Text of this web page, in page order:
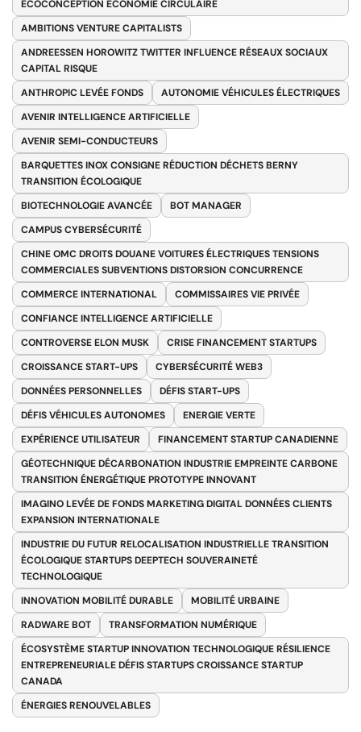
ÉCOCONCEPTION ÉCONOMIE CIRCULAIRE
AMBITIONS VENTURE CAPITALISTS
ANDREESSEN HOROWITZ TWITTER INFLUENCE RÉSEAUX SOCIAUX
CAPITAL RISQUE
ANTHROPIC LEVÉE FONDS
AUTONOMIE VÉHICULES ÉLECTRIQUES
AVENIR INTELLIGENCE ARTIFICIELLE
AVENIR SEMI-CONDUCTEURS
BARQUETTES INOX CONSIGNE RÉDUCTION DÉCHETS BERNY
TRANSITION ÉCOLOGIQUE
BIOTECHNOLOGIE AVANCÉE
BOT MANAGER
CAMPUS CYBERSÉCURITÉ
CHINE OMC DROITS DOUANE VOITURES ÉLECTRIQUES TENSIONS
COMMERCIALES SUBVENTIONS DISTORSION CONCURRENCE
COMMERCE INTERNATIONAL
COMMISSAIRES VIE PRIVÉE
CONFIANCE INTELLIGENCE ARTIFICIELLE
CONTROVERSE ELON MUSK
CRISE FINANCEMENT STARTUPS
CROISSANCE START-UPS
CYBERSÉCURITÉ WEB3
DONNÉES PERSONNELLES
DÉFIS START-UPS
DÉFIS VÉHICULES AUTONOMES
ENERGIE VERTE
EXPÉRIENCE UTILISATEUR
FINANCEMENT STARTUP CANADIENNE
GÉOTECHNIQUE DÉCARBONATION INDUSTRIE EMPREINTE CARBONE
TRANSITION ÉNERGÉTIQUE PROTOTYPE INNOVANT
IMAGINO LEVÉE DE FONDS MARKETING DIGITAL DONNÉES CLIENTS
EXPANSION INTERNATIONALE
INDUSTRIE DU FUTUR RELOCALISATION INDUSTRIELLE TRANSITION
ÉCOLOGIQUE STARTUPS DEEPTECH SOUVERAINETÉ
TECHNOLOGIQUE
INNOVATION MOBILITÉ DURABLE
MOBILITÉ URBAINE
RADWARE BOT
TRANSFORMATION NUMÉRIQUE
ÉCOSYSTÈME STARTUP INNOVATION TECHNOLOGIQUE RÉSILIENCE
ENTREPRENEURIALE DÉFIS STARTUPS CROISSANCE STARTUP
CANADA
ÉNERGIES RENOUVELABLES